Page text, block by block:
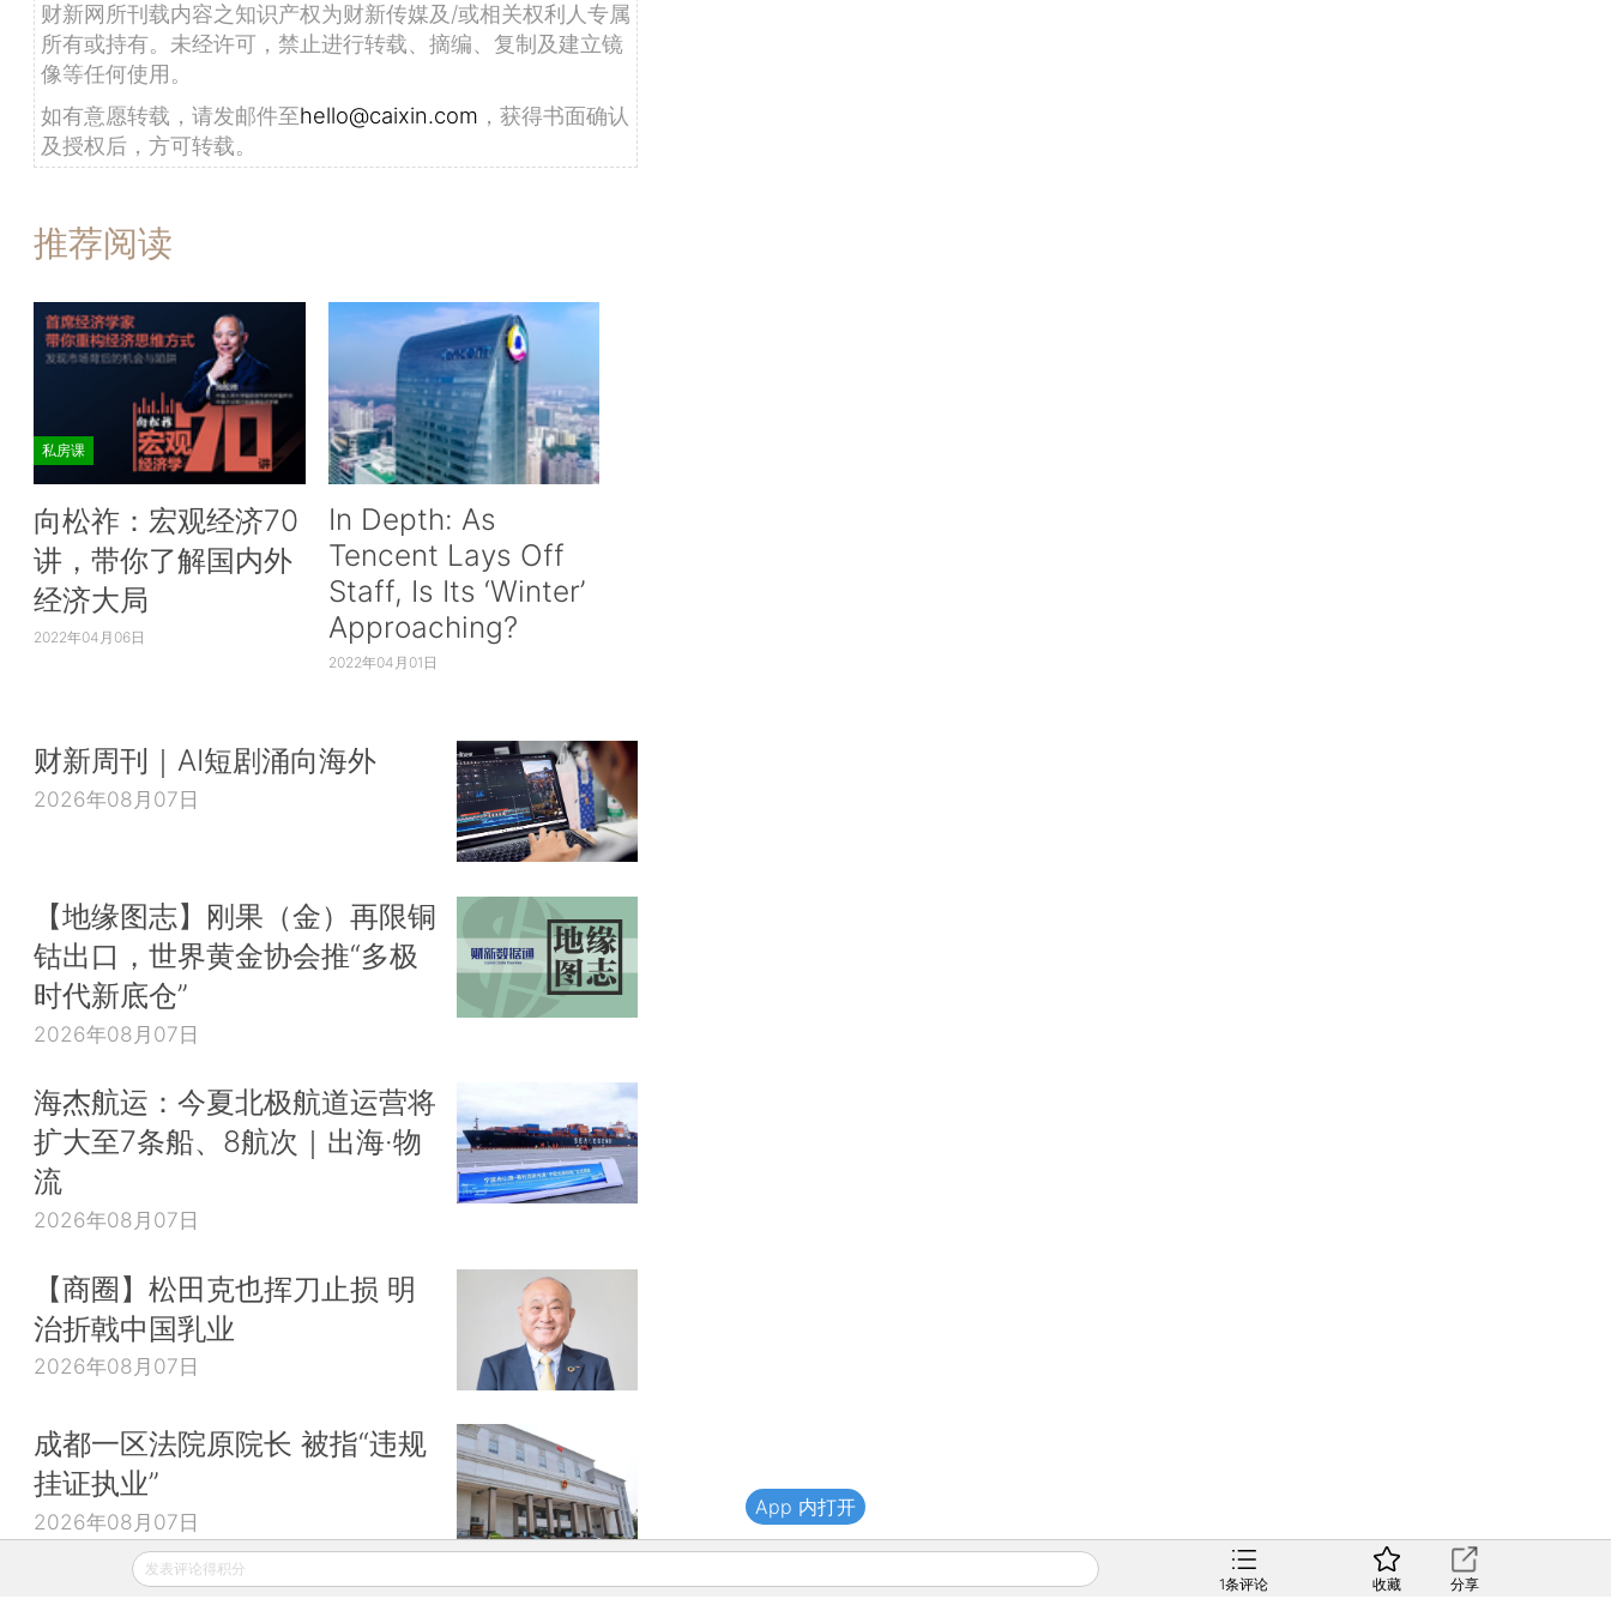
财新网所刊载内容之知识产权为财新传媒及/或相关权利人专属
所有或持有。未经许可，禁止进行转载、摘编、复制及建立镜
像等任何使用。
如有意愿转载，请发邮件至hello@caixin.com ，获得书面确认
及授权后，方可转载。
推荐阅读
私房课
向松祚：宏观经济70
讲，带你了解国内外
经济大局
2022年04月06日
In Depth: As
Tencent Lays Off
Staff, Is Its ‘Winter’
Approaching?
2022年04月01日
财新周刊｜AI短剧涌向海外
2026年08月07日
【地缘图志】刚果（金）再限铜
钴出口，世界黄金协会推“多极
时代新底仓”
2026年08月07日
海杰航运：今夏北极航道运营将
扩大至7条船、8航次｜出海·物
流
2026年08月07日
【商圈】松田克也挥刀止损 明
治折戟中国乳业
2026年08月07日
成都一区法院原院长 被指“违规
挂证执业”
2026年08月07日
发表评论得积分
1条评论 收藏 分享
App 内打开